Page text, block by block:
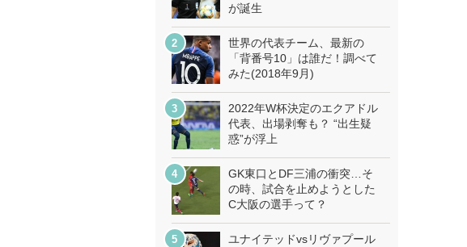
が誕生
世界の代表チーム、最新の
「背番号10」は誰だ！調べて
みた(2018年9月)
2022年W杯決定のエクアドル
代表、出場剥奪も？ “出生疑
惑”が浮上
GK東口とDF三浦の衝突…そ
の時、試合を止めようとした
C大阪の選手って？
ユナイテッドvsリヴァプール